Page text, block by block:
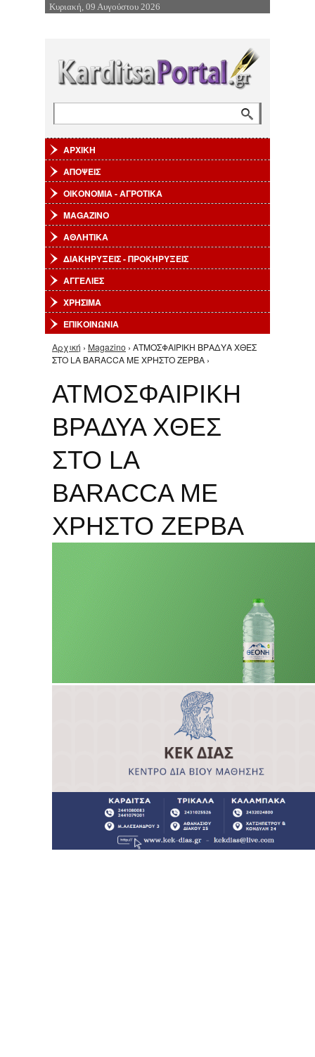
Επιστροφή στην Πλοήγηση
Κυριακή, 09 Αυγούστου 2026
ΑΡΧΙΚΗ
ΑΠΟΨΕΙΣ
ΟΙΚΟΝΟΜΙΑ - ΑΓΡΟΤΙΚΑ
MAGAZINO
ΑΘΛΗΤΙΚΑ
ΔΙΑΚΗΡΥΞΕΙΣ - ΠΡΟΚΗΡΥΞΕΙΣ
ΑΓΓΕΛΙΕΣ
ΧΡΗΣΙΜΑ
ΕΠΙΚΟΙΝΩΝΙΑ
Είστε εδώ
Αρχική › Magazino › ΑΤΜΟΣΦΑΙΡΙΚΗ ΒΡΑΔΥΑ ΧΘΕΣ
ΣΤΟ LA BARACCA ME ΧΡΗΣΤΟ ΖΕΡΒΑ ›
ΑΤΜΟΣΦΑΙΡΙΚΗ
ΒΡΑΔΥΑ ΧΘΕΣ
ΣΤΟ LA
BARACCA ME
ΧΡΗΣΤΟ ΖΕΡΒΑ